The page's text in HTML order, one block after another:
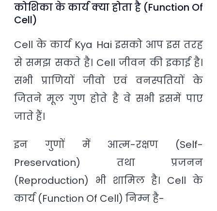
कोशिका के कार्य क्या होता है (Function Of
Cell)
Cell के कार्य Kya Hai इसको आप इस तरह
से समझ सकते है। Cell जीवन की इकाई है।
सभी प्राणियों जीवो एवं वनस्पतियों के
जितने मूल गुण होते है वे सभी इसमें पाए
जाते हैं।
इन गुणों में आत्म-रक्षण (Self-
Preservation) तथा प्रजनन
(Reproduction) भी शामिल है। Cell के
कार्य (Function Of Cell) निम्न है-